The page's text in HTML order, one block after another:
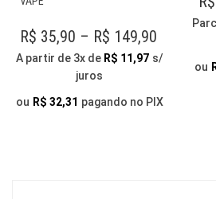
VARIANTES.
PODEM
R$ 35,90 – R$ 149,90
RANGE:
THROUGH
A partir de 3x de R$ 11,97 s/
juros
ou R$ 32,31 pagando no PIX
ou